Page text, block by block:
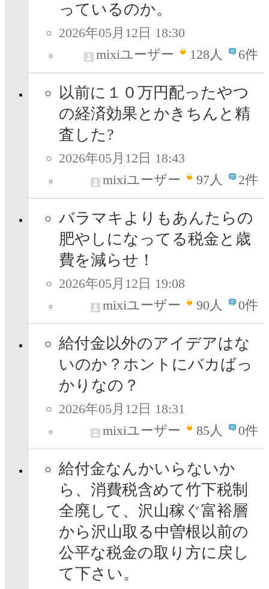
っているのか。
2026年05月12日 18:30
mixiユーザー
128人 6件
以前に１０万円配ったやつ
の経済効果とかきちんと精
査した?
2026年05月12日 18:43
mixiユーザー
97人 2件
バラマキよりもあんたらの
肥やしになってる税金と歳
費を減らせ！
2026年05月12日 19:08
mixiユーザー
90人 0件
給付金以外のアイデアはな
いのか？ホントにバカばっ
かりなの？
2026年05月12日 18:31
mixiユーザー
85人 0件
給付金なんかいらないか
ら、消費税含めて竹下税制
全廃して、沢山稼ぐ富裕層
から沢山取る中曽根以前の
公平な税金の取り方に戻し
て下さい。